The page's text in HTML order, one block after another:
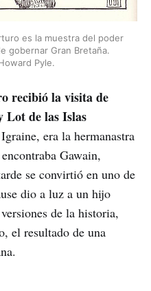
es la muestra del poder
gobernar Gran Bretaña.
Pyle.
recibió la visita de
Lot de las Islas
era la hermanastra
Gawain,
se convirtió en uno de
dio a luz a un hijo
de la historia,
el resultado de una